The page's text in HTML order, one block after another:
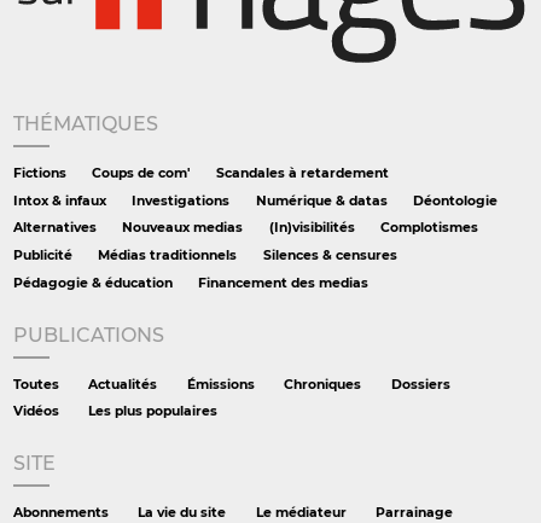
THÉMATIQUES
Fictions Coups de com'
Scandales à retardement
Intox & infaux
Investigations Numérique & datas
Déontologie
Alternatives
Nouveaux medias (In)visibilités
Complotismes
Publicité
Médias traditionnels
Silences & censures
Pédagogie & éducation
Financement des medias
PUBLICATIONS
Toutes Actualités Émissions Chroniques
Dossiers
Vidéos
Les plus populaires
SITE
Abonnements La vie du site Le médiateur
Parrainage